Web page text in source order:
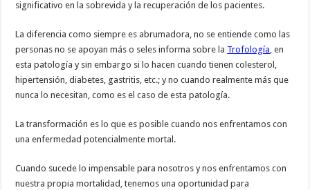
significativo en la sobrevida y la recuperación de los pacientes.
La diferencia como siempre es abrumadora, no se entiende como las
personas no se apoyan más o seles informa sobre la Trofología, en
esta patología y sin embargo si lo hacen cuando tienen colesterol,
hipertensión, diabetes, gastritis, etc.; y no cuando realmente más que
nunca lo necesitan, como es el caso de esta patología.
La transformación es lo que es posible cuando nos enfrentamos con
una enfermedad potencialmente mortal.
Cuando sucede lo impensable para nosotros y nos enfrentamos con
nuestra propia mortalidad, tenemos una oportunidad para